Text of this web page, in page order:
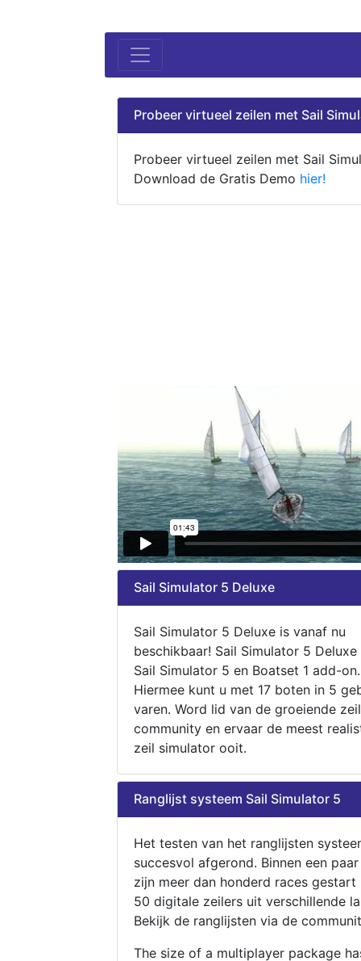
Probeer virtueel zeilen met Sail
Probeer virtueel zeilen met Sail
Download de Gratis Demo hier!
Sail Simulator 5 Deluxe
Sail Simulator 5 Deluxe is vanaf nu
beschikbaar! Sail Simulator 5
Sail Simulator 5 en Boatset 1 add-on.
Hiermee kunt u met 17 boten in 5
varen. Word lid van de groeiende zeil
community en ervaar de meest
zeil simulator ooit.
Ranglijst systeem Sail Simulator 5
Het testen van het ranglijsten
succesvol afgerond. Binnen een
zijn meer dan honderd races gestart
50 digitale zeilers uit verschillende
Bekijk de ranglijsten via de
The size of a multiplayer package